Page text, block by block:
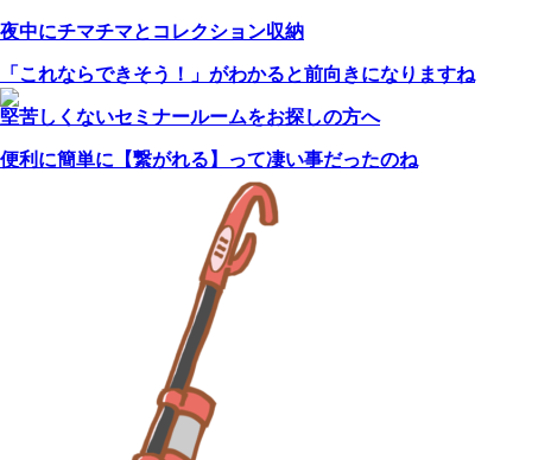
夜中にチマチマとコレクション収納
「これならできそう！」がわかると前向きになりますね
堅苦しくないセミナールームをお探しの方へ
便利に簡単に【繋がれる】って凄い事だったのね